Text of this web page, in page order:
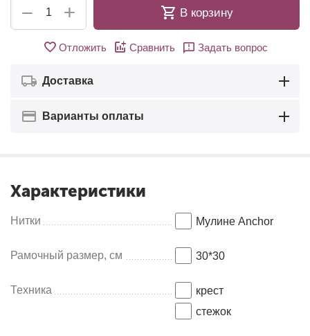
+
− В корзину
Отложить Сравнить Задать вопрос
Доставка
Варианты оплаты
Характеристики
Нитки Мулине Anсhor
Рамочный размер, см 30*30
Техника
крест
стежок